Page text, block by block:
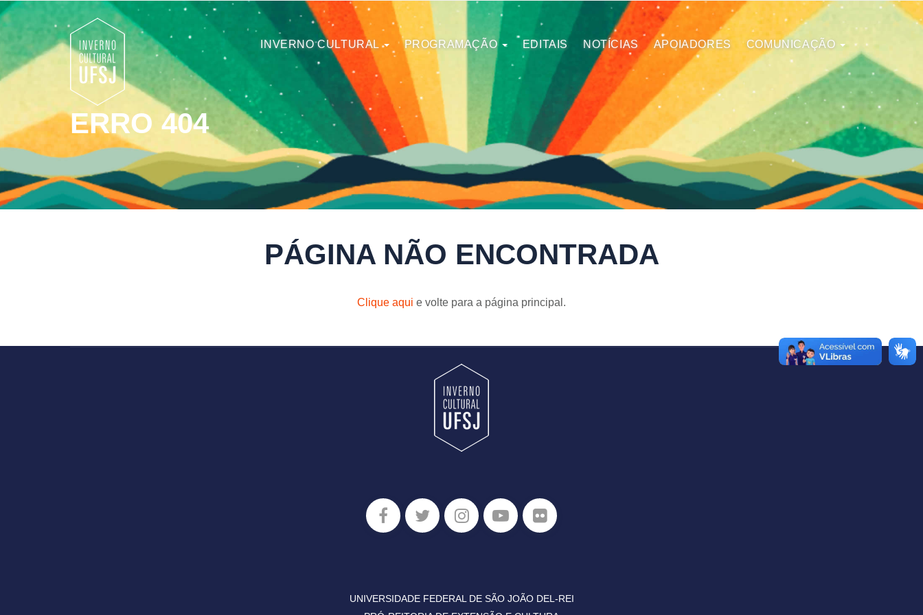
INVERNO CULTURAL PROGRAMAÇÃO EDITAIS NOTÍCIAS APOIADORES COMUNICAÇÃO
ERRO 404
PÁGINA NÃO ENCONTRADA
Clique aqui e volte para a página principal.
UNIVERSIDADE FEDERAL DE SÃO JOÃO DEL-REI